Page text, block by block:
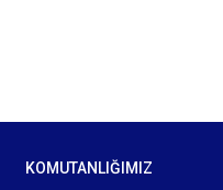
KOMUTANLIĞIMIZ